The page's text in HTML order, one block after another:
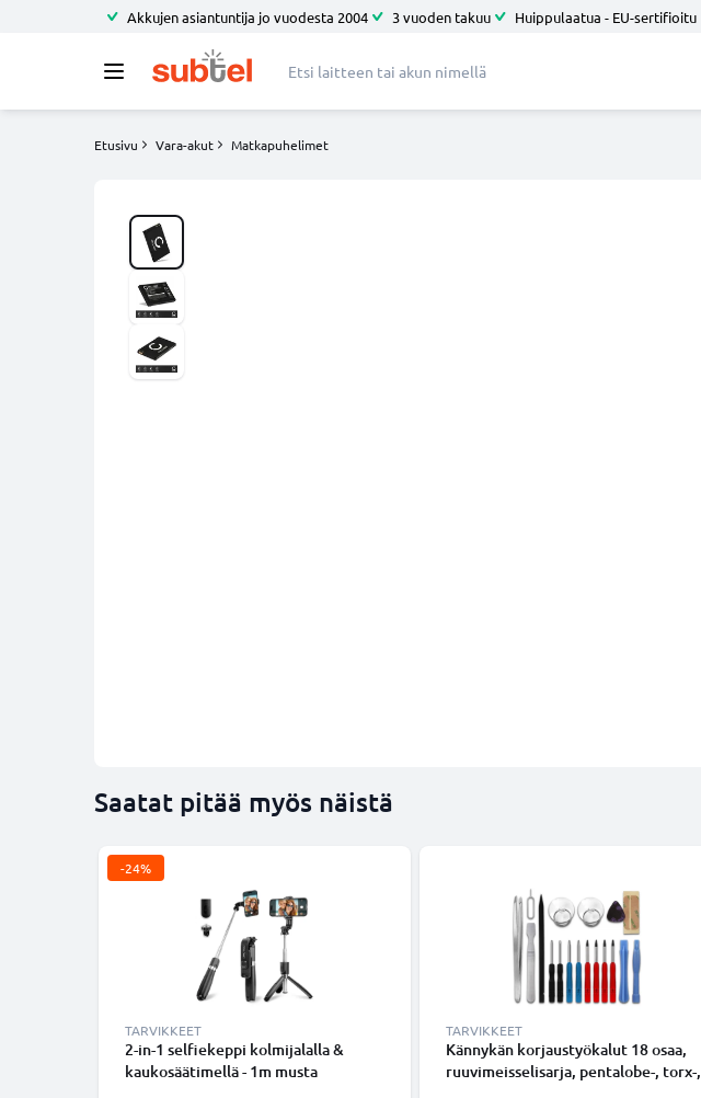
Akkujen asiantuntija jo vuodesta 2004 3 vuoden takuu Huippulaatua - EU-sertifioitu
Etusivu Vara-akut Matkapuhelimet
Saatat pitää myös näistä
-24%
TARVIKKEET
2-in-1 selfiekeppi kolmijalalla &
kaukosäätimellä - 1m musta
TARVIKKEET
Kännykän korjaustyökalut 18 osaa,
ruuvimeisselisarja, pentalobe-, torx-,